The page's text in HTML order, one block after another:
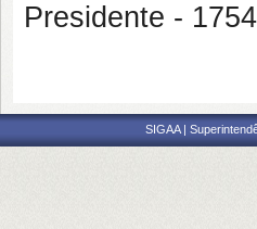
Presidente -
SIGAA |